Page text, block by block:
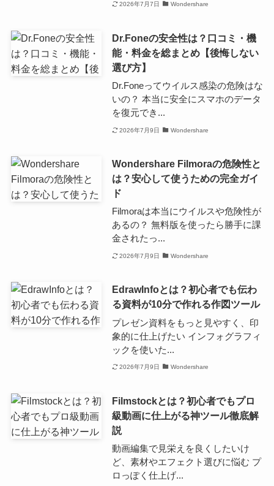
2026年7月7日 Wondershare
Dr.Foneの安全性は？口コミ・機
能・料金を総まとめ【後悔しない
選び方】
Dr.Foneってウイルス感染の危険はな
いの？ 本当に安全にスマホのデータ
を復元でき...
2026年7月9日 Wondershare
Wondershare Filmoraの危険性と
は？安心して使うための完全ガイ
ド
Filmoraは本当にウイルスや危険性が
あるの？ 無料版を使ったら勝手に課
金されたっ...
2026年7月9日 Wondershare
EdrawInfoとは？初心者でも伝わ
る資料が10分で作れる作図ツール
プレゼン資料をもっと見やすく、印
象的に仕上げたい インフォグラフィ
ックを使いた...
2026年7月9日 Wondershare
Filmstockとは？初心者でもプロ
級動画に仕上がる神ツール徹底解
説
動画編集で見栄えを良くしたいけ
ど、素材やエフェクト選びに悩む プ
ロっぽく仕上げ...